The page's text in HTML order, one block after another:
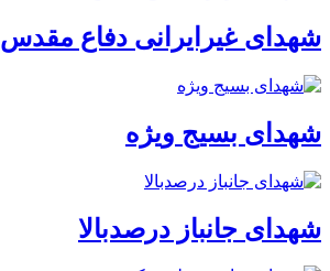
شهدای غیرایرانی دفاع مقدس
شهدای بسیج ویژه
شهدای جانباز درصدبالا